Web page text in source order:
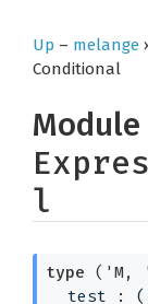
Up – melange
Conditional
Module
l
type ('M,
test : (